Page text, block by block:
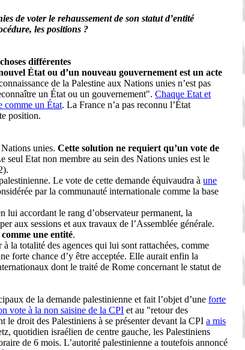
de voter le rehaussement de son statut d’entité
les positions ?
différentes
État ou d’un nouveau gouvernement est un acte
de la Palestine aux Nations unies n’est pas
un État ou un gouvernement".Chaque Etat et
comme un État. La France n’a pas reconnu l’État
position.
Nations unies.Cette solution ne requiert qu’un vote de
seul Etat non membre au sein des Nations unies est le
Le vote de cette demande équivaudra àune
par la communauté internationale comme la base
lui accordant le rang d’observateur permanent, la
aux sessions et aux travaux de l’Assemblée générale.
une entité.
la totalité des agences qui lui sont rattachées, comme
forte chance d’y être acceptée. Elle aurait enfin la
dont le traité de Rome concernant le statut de
de la demande palestinienne et fait l’objet d’uneforte
vote à la non saisine de la CPI et au "retour des
le droit des Palestiniens à se présenter devant la CPIa mis
quotidien israélien de centre gauche, les Palestiniens
de 6 mois. L’autorité palestinienne a toutefois annoncé